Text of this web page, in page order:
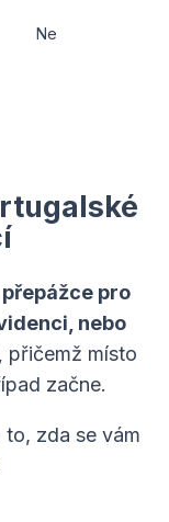
Ne
pro
nebo
přičemž místo
začne.
zda se vám